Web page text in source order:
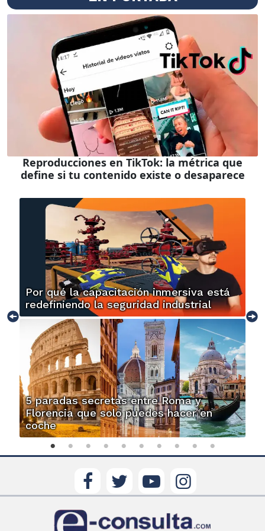
Reproducciones en TikTok: la métrica que
define si tu contenido existe o desaparece
Por qué la capacitación inmersiva está
redefiniendo la seguridad industrial
5 paradas secretas entre Roma y
Florencia que solo puedes hacer en
coche